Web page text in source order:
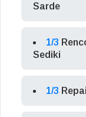
Sarde
1/3
Sediki
1/3